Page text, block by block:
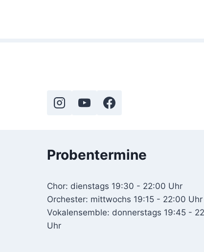
Probentermine
Chor: dienstags 19:30 - 22:00 Uhr
Orchester: mittwochs 19:15 - 22:00 Uhr
Vokalensemble: donnerstags 19:45 -
Uhr